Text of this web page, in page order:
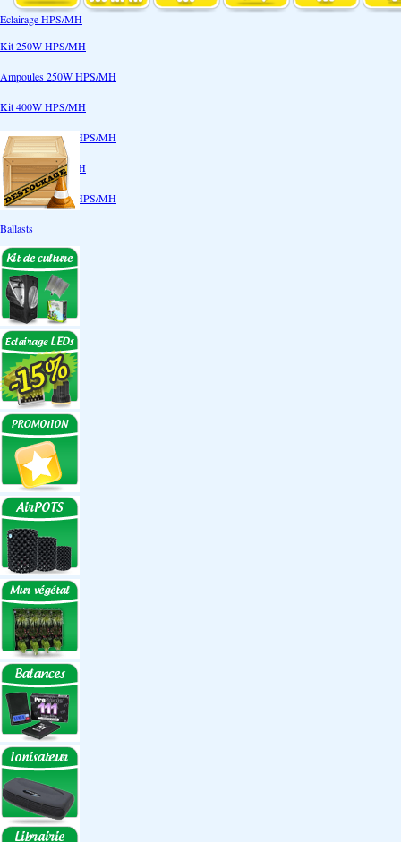
Eclairage HPS/MH
Kit 250W HPS/MH
Ampoules 250W HPS/MH
Kit 400W HPS/MH
Ampoules 400W HPS/MH
Kit 600W HPS/MH
Ampoules 600W HPS/MH
Ballasts
Réflecteurs
CoolTube
Accessoires
Eclairages LEDs
Eclairages ECO
Kits ECO
Ampoules ECO
Réflecteurs ECO
Réflecteurs
Accessoires
Box Discount
Box par marque
Hortibox
Homebox
Dark Room II
GrowLab
Box par taille
Box 40 cm
Box 60 cm
Box 80-90 cm
Box 120 cm